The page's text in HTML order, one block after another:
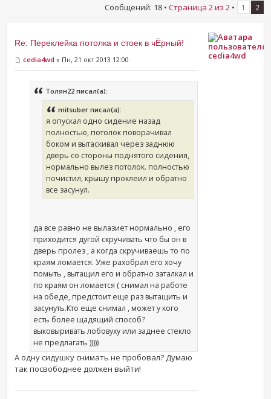
Сообщений: 18 • Страница 2 из 2 • 1 2
Re: Переклейка потолка и стоек в чЁрный!
cedia4wd » Пн, 21 окт 2013 12:00
Толян22 писал(а):
mitsuber писал(а):
я опускал одно сидение назад
полностью, потолок поворачивал
боком и вытаскивал через заднюю
дверь со стороны поднятого сидения,
нормально вылез потолок. полностью
почистил, крышу проклеил и обратно
все засунул.
да все равно не вылазиет нормально , его
приходится дугой скручивать что бы он в
дверь пролез , а когда скручиваешь то по
краям ломается. Уже рахобрал его хочу
помыть , вытащил его и обратно заталкал и
по краям он ломается ( снимал на работе
на обеде, предстоит еще раз вытащить и
засунуть.Кто еще снимал , может у кого
есть более щадящий способ?
выковыривать лобовуху или заднее стекло
не предлагать )))))
А одну сидушку снимать не пробовал? Думаю
так посвободнее должен выйти!
cedia4wd